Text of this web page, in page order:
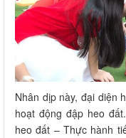
Nhân dịp này, đại diện
hoạt động đập heo
heo đất – Thực hành